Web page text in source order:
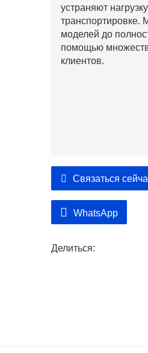
устраняют
транспортировке.
моделей до
помощью
клиентов.
Связаться
WhatsApp
Делиться: